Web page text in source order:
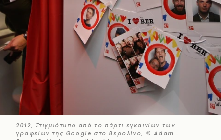
2012, Στιγμιότυπο από το πάρτι εγκαινίων των
γραφείων της Google στο Βερολίνο, © Adam